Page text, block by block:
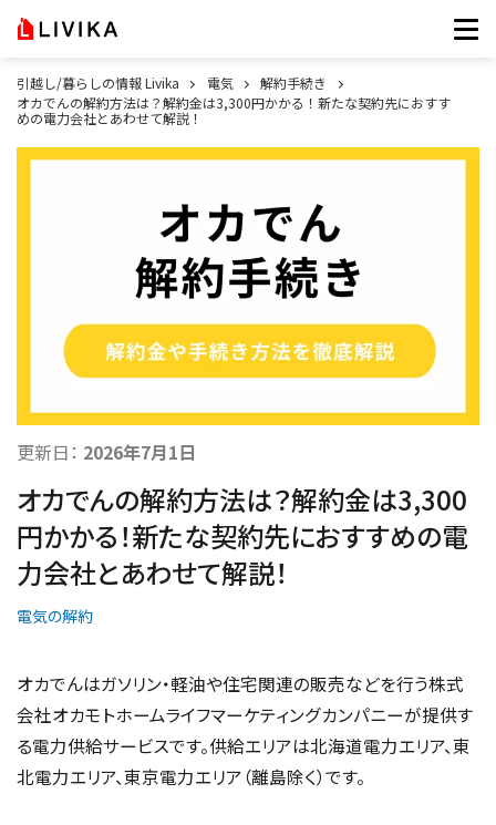
引越し/暮らしの情報 Livika 電気
解約手続き
オカでんの解約方法は？解約金は3,300円かかる！新たな契約先におすす
めの電力会社とあわせて解説！
更新日： 2026年7月1日
オカでんの解約方法は？解約金は3,300
円かかる！新たな契約先におすすめの電
力会社とあわせて解説！
電気の解約
オカでんはガソリン・軽油や住宅関連の販売などを行う株式
会社オカモトホームライフマーケティングカンパニーが提供す
る電力供給サービスです。供給エリアは北海道電力エリア、東
北電力エリア、東京電力エリア（離島除く）です。